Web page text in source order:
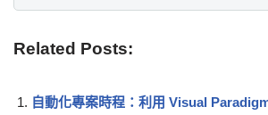
Related Posts:
自動化專案時程：利用 Visual